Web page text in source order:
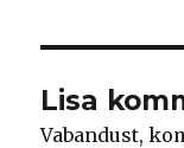
Lisa
Vabandust,